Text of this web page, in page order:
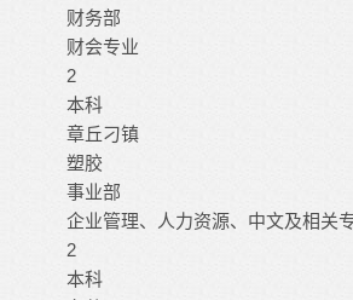
财务部
财会专业
2
本科
章丘刁镇
塑胶
事业部
企业管理、人力资源、中文及相关
2
本科